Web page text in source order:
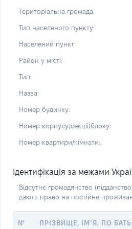
Територіальна громада:
Тип населеного пункту:
Населений пункт:
Район у місті:
Тип:
Назва:
Номер будинку:
Номер корпусу/секції/блоку:
Номер квартири/кімнати:
Ідентифікація за межами
Відсутнє громадянство
дають право на постійне
№ ПРІЗВИЩЕ, ІМ’Я, ПО